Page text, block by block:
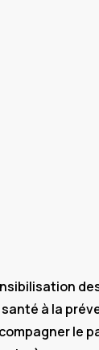
santé à la
le